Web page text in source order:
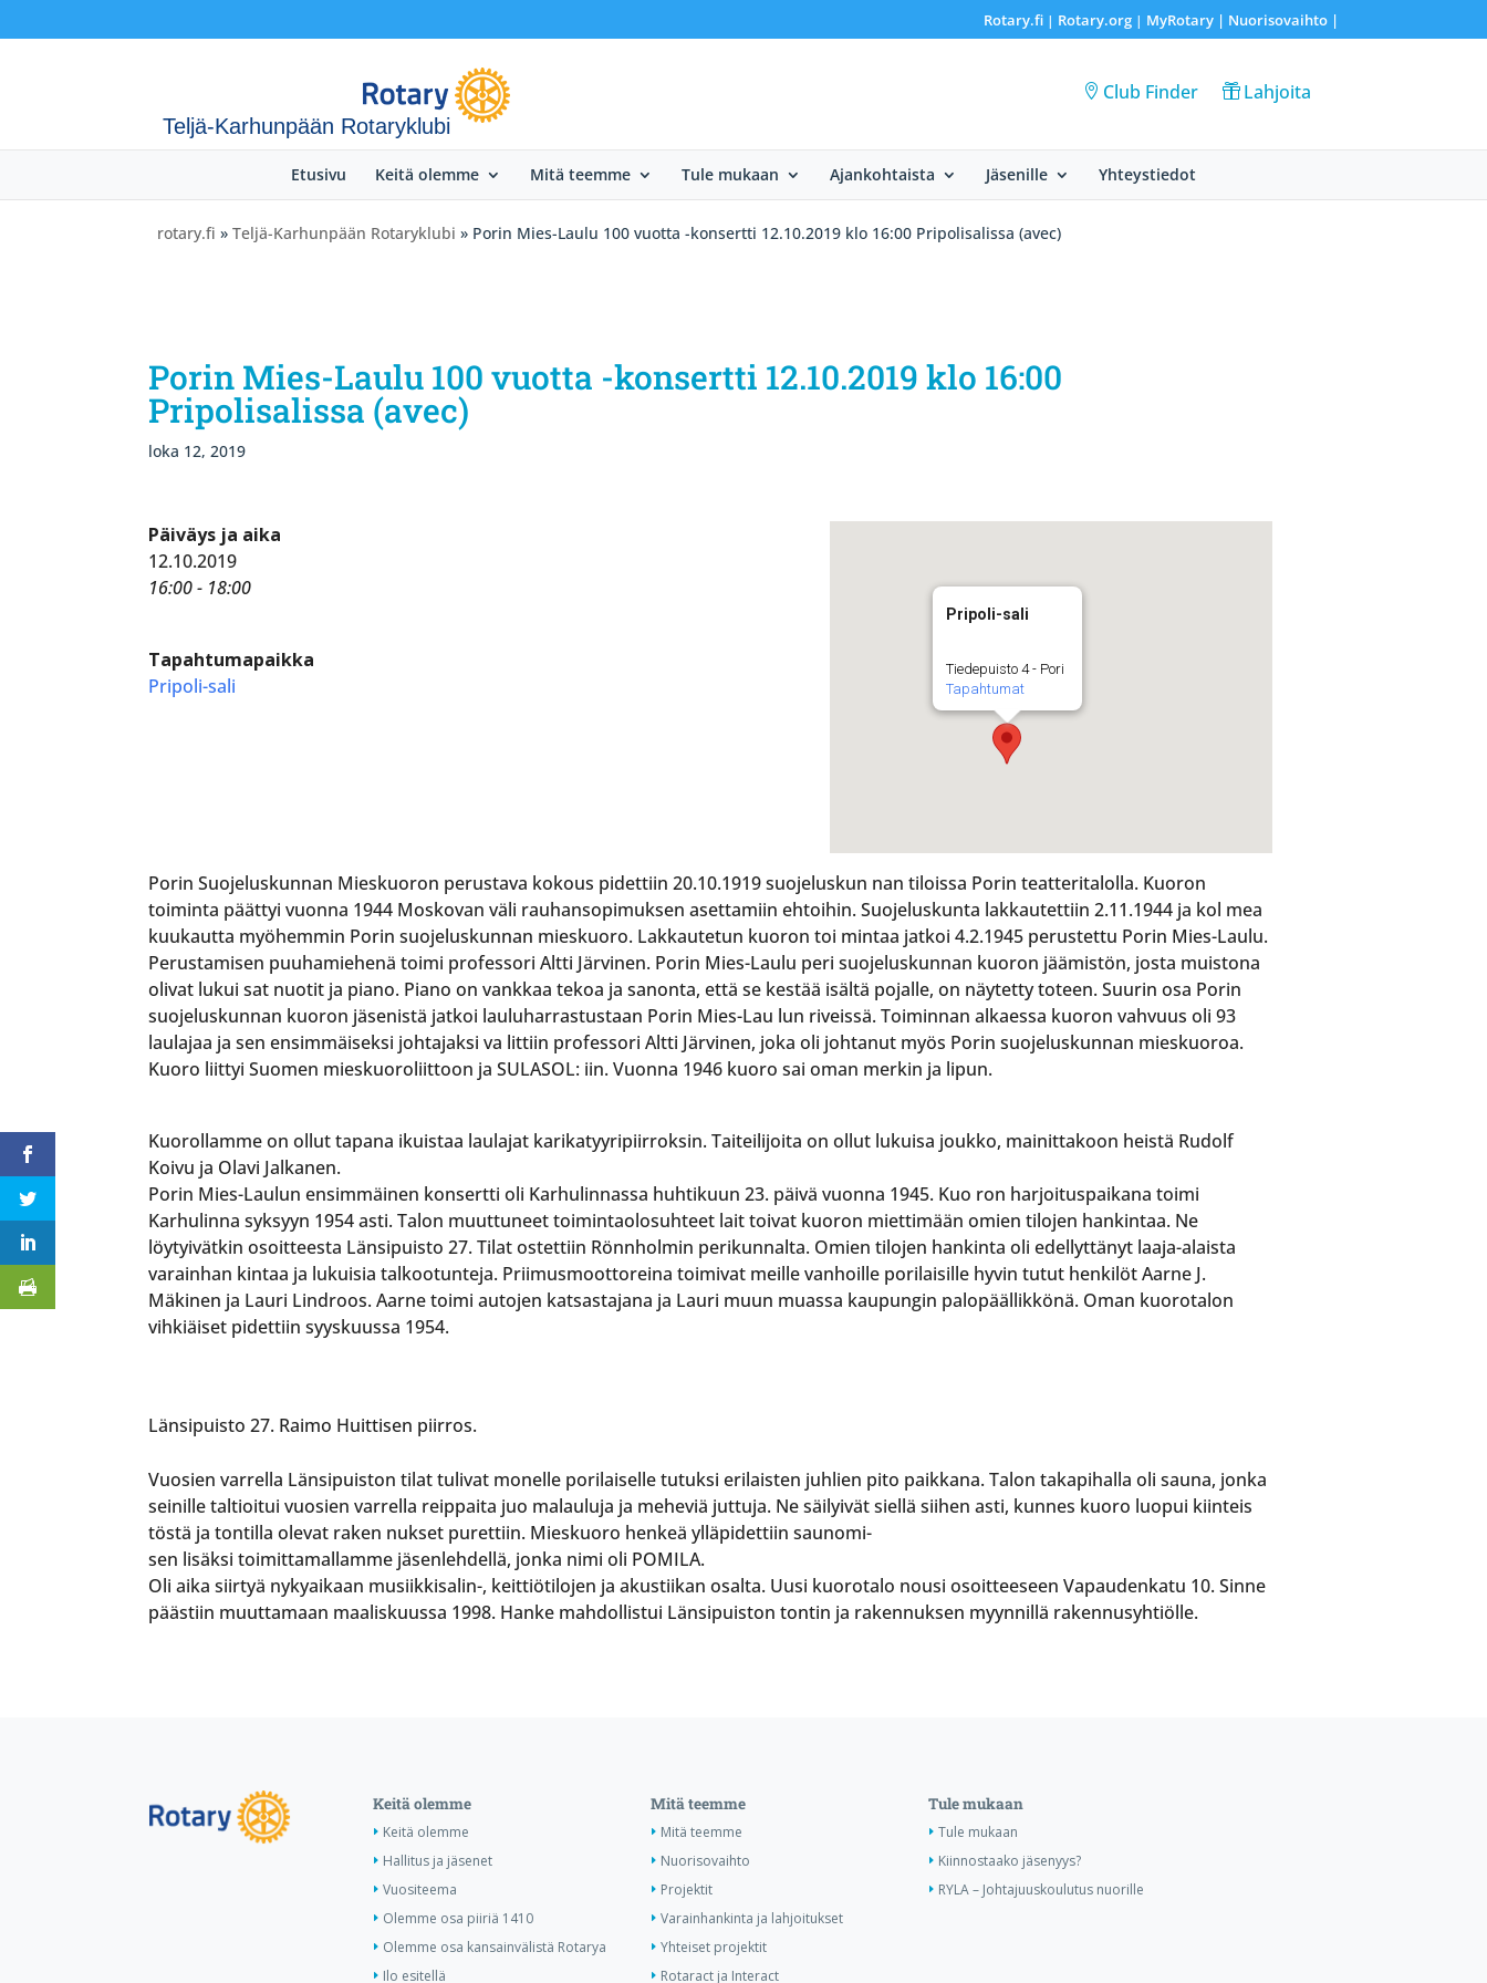
Rotary.fi| Rotary.org| MyRotary | Nuorisovaihto|
Teljä-Karhunpään Rotaryklubi
Club Finder Lahjoita
Etusivu Keitä olemme Mitä teemme Tule mukaan Ajankohtaista Jäsenille Yhteystiedot
rotary.fi » Teljä-Karhunpään Rotaryklubi » Porin Mies-Laulu 100 vuotta -konsertti 12.10.2019 klo 16:00 Pripolisalissa (avec)
Porin Mies-Laulu 100 vuotta -konsertti 12.10.2019 klo 16:00
Pripolisalissa (avec)
loka 12, 2019
Pripoli-sali
Tiedepuisto 4 - Pori
Tapahtumat
Päiväys ja aika
12.10.2019
16:00 - 18:00
Tapahtumapaikka
Pripoli-sali
Porin Suojeluskunnan Mieskuoron perustava kokous pidettiin 20.10.1919 suojeluskun nan tiloissa Porin teatteritalolla. Kuoron
toiminta päättyi vuonna 1944 Moskovan väli rauhansopimuksen asettamiin ehtoihin. Suojeluskunta lakkautettiin 2.11.1944 ja kol mea
kuukautta myöhemmin Porin suojeluskunnan mieskuoro. Lakkautetun kuoron toi mintaa jatkoi 4.2.1945 perustettu Porin Mies-Laulu.
Perustamisen puuhamiehenä toimi professori Altti Järvinen. Porin Mies-Laulu peri suojeluskunnan kuoron jäämistön, josta muistona
olivat lukui sat nuotit ja piano. Piano on vankkaa tekoa ja sanonta, että se kestää isältä pojalle, on näytetty toteen. Suurin osa Porin
suojeluskunnan kuoron jäsenistä jatkoi lauluharrastustaan Porin Mies-Lau lun riveissä. Toiminnan alkaessa kuoron vahvuus oli 93
laulajaa ja sen ensimmäiseksi johtajaksi va littiin professori Altti Järvinen, joka oli johtanut myös Porin suojeluskunnan mieskuoroa.
Kuoro liittyi Suomen mieskuoroliittoon ja SULASOL: iin. Vuonna 1946 kuoro sai oman merkin ja lipun.
Kuorollamme on ollut tapana ikuistaa laulajat karikatyyripiirroksin. Taiteilijoita on ollut lukuisa joukko, mainittakoon heistä Rudolf
Koivu ja Olavi Jalkanen.
Porin Mies-Laulun ensimmäinen konsertti oli Karhulinnassa huhtikuun 23. päivä vuonna 1945. Kuo ron harjoituspaikana toimi
Karhulinna syksyyn 1954 asti. Talon muuttuneet toimintaolosuhteet lait toivat kuoron miettimään omien tilojen hankintaa. Ne
löytyivätkin osoitteesta Länsipuisto 27. Tilat ostettiin Rönnholmin perikunnalta. Omien tilojen hankinta oli edellyttänyt laaja-alaista
varainhan kintaa ja lukuisia talkootunteja. Priimusmoottoreina toimivat meille vanhoille porilaisille hyvin tutut henkilöt Aarne J.
Mäkinen ja Lauri Lindroos. Aarne toimi autojen katsastajana ja Lauri muun muassa kaupungin palopäällikkönä. Oman kuorotalon
vihkiäiset pidettiin syyskuussa 1954.
Länsipuisto 27. Raimo Huittisen piirros.
Vuosien varrella Länsipuiston tilat tulivat monelle porilaiselle tutuksi erilaisten juhlien pito paikkana. Talon takapihalla oli sauna, jonka
seinille taltioitui vuosien varrella reippaita juo malauluja ja meheviä juttuja. Ne säilyivät siellä siihen asti, kunnes kuoro luopui kiinteis
töstä ja tontilla olevat raken nukset purettiin. Mieskuoro henkeä ylläpidettiin saunomi-
sen lisäksi toimittamallamme jäsenlehdellä, jonka nimi oli POMILA.
Oli aika siirtyä nykyaikaan musiikkisalin-, keittiötilojen ja akustiikan osalta. Uusi kuorotalo nousi osoitteeseen Vapaudenkatu 10. Sinne
päästiin muuttamaan maaliskuussa 1998. Hanke mahdollistui Länsipuiston tontin ja rakennuksen myynnillä rakennusyhtiölle.
Keitä olemme
Keitä olemme
Hallitus ja jäsenet
Vuositeema
Olemme osa piiriä 1410
Olemme osa kansainvälistä Rotarya
Ilo esitellä
Mitä teemme
Mitä teemme
Nuorisovaihto
Projektit
Varainhankinta ja lahjoitukset
Yhteiset projektit
Rotaract ja Interact
Tule mukaan
Tule mukaan
Kiinnostaako jäsenyys?
RYLA – Johtajuuskoulutus nuorille